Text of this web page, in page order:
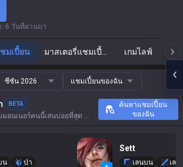
: 6 วันที่ผ่านมา
มเปี้ยน เกมไลฟ์
ซีซัน 2026 แชมเปี้ยนของฉัน
BETA
อ้างอิงจากแชมเปี้ยนที่ซัมมอนเนอร์คนนี้เล่นบ่อยที่สุด ผลการแข่งขัน และค่าสถิติสำคัญ
ค้นหาแชมเปี้ยน
ของฉัน
น
ป่า
Sett
เลนบน
เลน